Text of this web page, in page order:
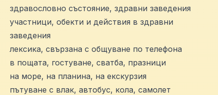
здравословно състояние, здравни заведения
участници, обекти и действия в здравни
заведения
лексика, свързана с общуване по телефона
в пощата, гостуване, сватба, празници
на море, на планина, на екскурзия
пътуване с влак, автобус, кола, самолет